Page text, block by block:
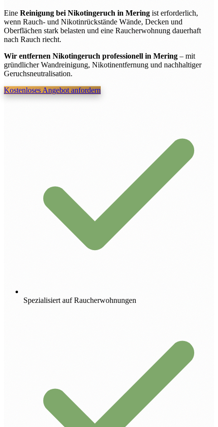
Eine Reinigung bei Nikotingeruch in Mering ist erforderlich,
wenn Rauch- und Nikotinrückstände Wände, Decken und
Oberflächen stark belasten und eine Raucherwohnung dauerhaft
nach Rauch riecht.
Wir entfernen Nikotingeruch professionell in Mering– mit
gründlicher Wandreinigung, Nikotinentfernung und nachhaltiger
Geruchsneutralisation.
Kostenloses Angebot anfordern
Spezialisiert auf Raucherwohnungen